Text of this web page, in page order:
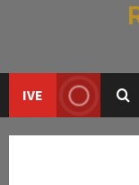
IVE